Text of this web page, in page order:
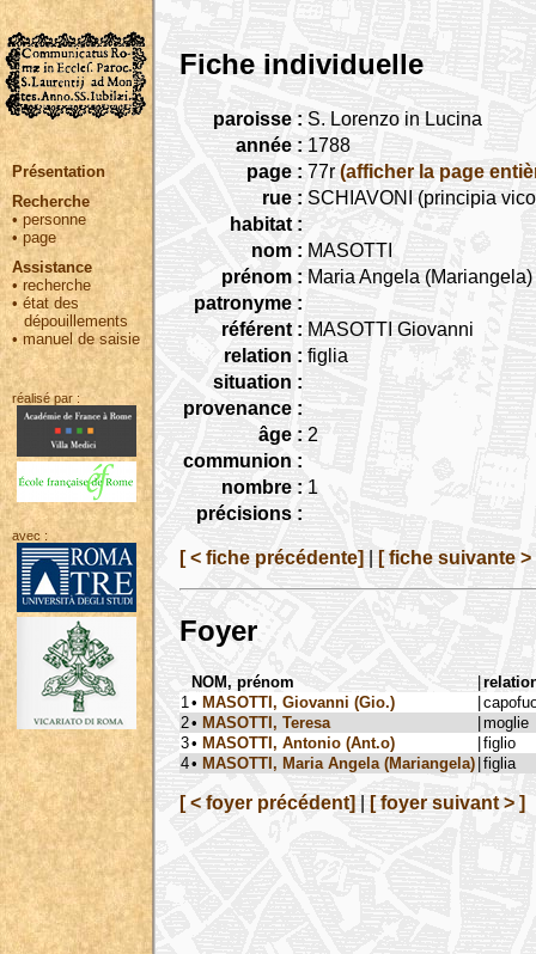
Présentation
Recherche
• personne
•page
Assistance
• recherche
•état des
dépouillements
•manuel de saisie
réalisé par :
avec :
Fiche individuelle
paroisse : S. Lorenzo in Lucina
année : 1788
page : 77r (afficher la page
rue : SCHIAVONI (principia
habitat :
nom : MASOTTI
prénom : Maria Angela (Mariangela)
patronyme :
référent : MASOTTI Giovanni
relation : figlia
situation :
provenance :
âge : 2
communion :
nombre : 1
précisions :
[ < fiche précédente] [ fiche suivante >
Foyer
NOM, prénom |
1 • MASOTTI, Giovanni (Gio.) |
2• MASOTTI, Teresa |moglie
3• MASOTTI, Antonio (Ant.o) |figlio
4• MASOTTI, Maria Angela (Mariangela) |figlia
[ < foyer précédent] [ foyer suivant > ]